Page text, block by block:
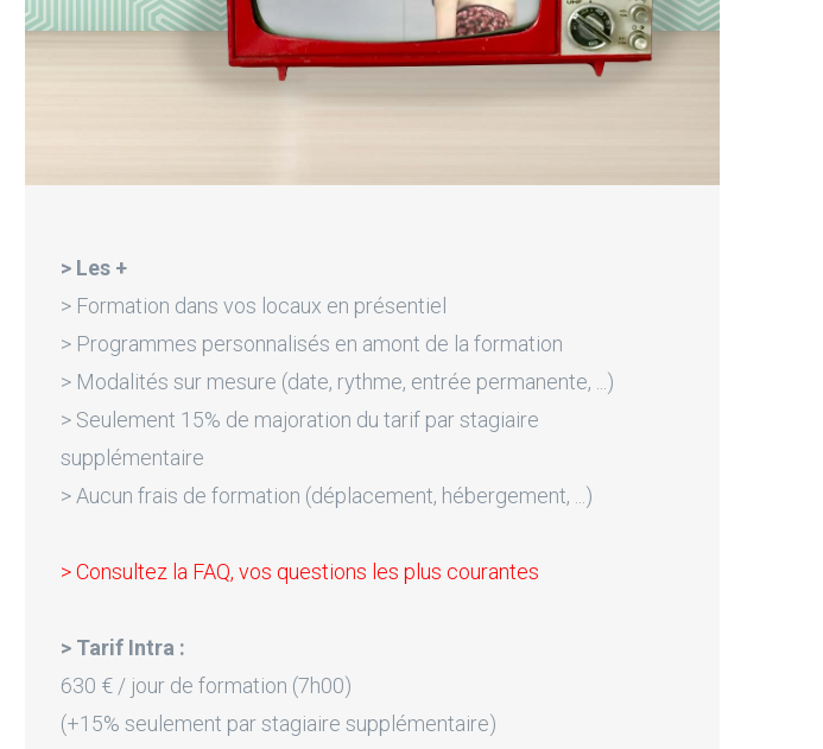
> Les +
> Formation dans vos locaux en présentiel
> Programmes personnalisés en amont de la formation
> Modalités sur mesure (date, rythme, entrée permanente, ...)
> Seulement 15% de majoration du tarif par stagiaire
supplémentaire
> Aucun frais de formation (déplacement, hébergement, ...)
> Consultez la FAQ, vos questions les plus courantes
> Tarif Intra :
630 € / jour de formation (7h00)
(+15% seulement par stagiaire supplémentaire)